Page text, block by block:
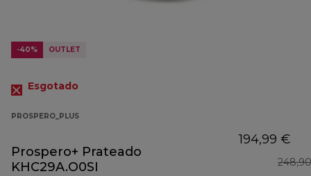
-40% OUTLET
Esgotado
PROSPERO_PLUS
Prospero+ Prateado
KHC29A.O0SI
194,99 €